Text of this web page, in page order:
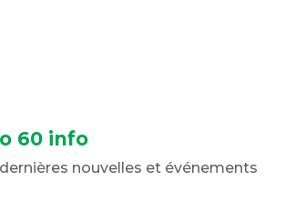
60 info
nouvelles et événements